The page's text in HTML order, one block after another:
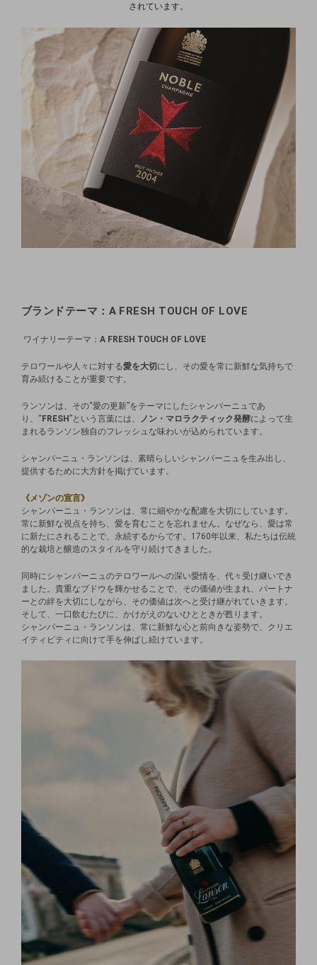
されています。
ブランドテーマ：A FRESH TOUCH OF LOVE
ワイナリーテーマ： A FRESH TOUCH OF LOVE
テロワールや人々に対する愛を大切にし、その愛を常に新鮮な気持ちで
育み続けることが重要です。
ランソンは、その“愛の更新”をテーマにしたシャンパーニュであ
り、“FRESH”という言葉には、 ノン・マロラクティック発酵によって生
まれるランソン独自のフレッシュな味わいが込められています。
シャンパ―ニュ・ランソンは、素晴らしいシャンパーニュを生み出し、
提供するために大方針を掲げています。
《メゾンの宣言》
シャンパーニュ・ランソンは、常に細やかな配慮を大切にしています。
常に新鮮な視点を持ち、愛を育むことを忘れません。なぜなら、愛は常
に新たにされることで、永続するからです。1760年以来、私たちは伝統
的な栽培と醸造のスタイルを守り続けてきました。
同時にシャンパーニュのテロワールへの深い愛情を、代々受け継いでき
ました。貴重なブドウを輝かせることで、その価値が生まれ、パートナ
ーとの絆を大切にしながら、その価値は次へと受け継がれていきます。
そして、一口飲むたびに、かけがえのないひとときが甦ります。
シャンパーニュ・ランソンは、常に新鮮な心と前向きな姿勢で、クリエ
イティビティに向けて手を伸ばし続けています。